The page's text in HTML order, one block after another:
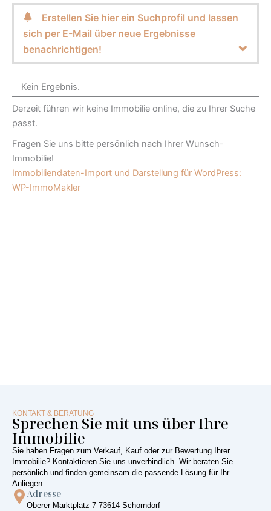
Erstellen Sie hier ein Suchprofil und lassen
sich per E-Mail über neue Ergebnisse
benachrichtigen!
Kein Ergebnis.
Derzeit führen wir keine Immobilie online, die zu Ihrer Suche
passt.
Fragen Sie uns bitte persönlich nach Ihrer Wunsch-
Immobilie!
Immobiliendaten-Import und Darstellung für WordPress:
WP-ImmoMakler
KONTAKT & BERATUNG
Sprechen Sie mit uns über Ihre
Immobilie
Sie haben Fragen zum Verkauf, Kauf oder zur Bewertung Ihrer
Immobilie? Kontaktieren Sie uns unverbindlich. Wir beraten Sie
persönlich und finden gemeinsam die passende Lösung für Ihr
Anliegen.
Adresse
Oberer Marktplatz 7 73614 Schorndorf